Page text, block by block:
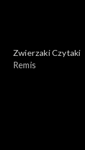
Zwierzaki Czytaki
Remis